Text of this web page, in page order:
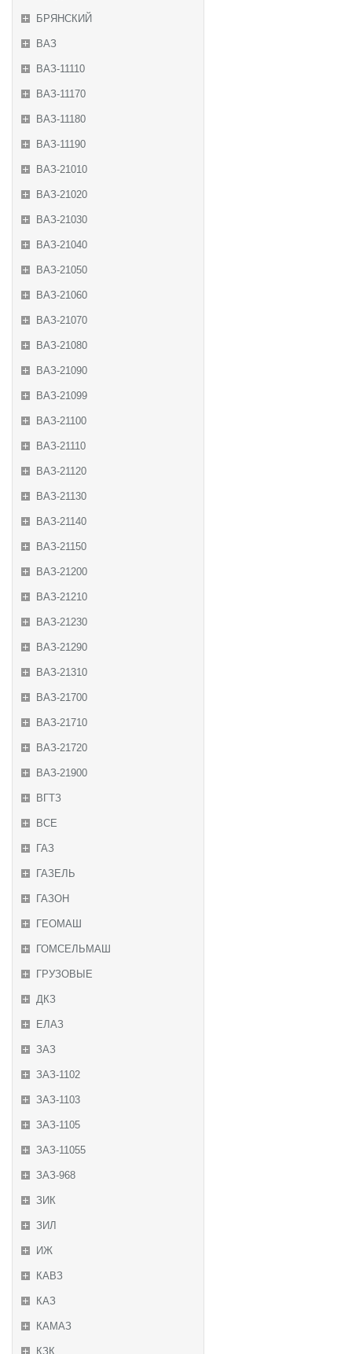
БРЯНСКИЙ
ВАЗ
ВАЗ-11110
ВАЗ-11170
ВАЗ-11180
ВАЗ-11190
ВАЗ-21010
ВАЗ-21020
ВАЗ-21030
ВАЗ-21040
ВАЗ-21050
ВАЗ-21060
ВАЗ-21070
ВАЗ-21080
ВАЗ-21090
ВАЗ-21099
ВАЗ-21100
ВАЗ-21110
ВАЗ-21120
ВАЗ-21130
ВАЗ-21140
ВАЗ-21150
ВАЗ-21200
ВАЗ-21210
ВАЗ-21230
ВАЗ-21290
ВАЗ-21310
ВАЗ-21700
ВАЗ-21710
ВАЗ-21720
ВАЗ-21900
ВГТЗ
ВСЕ
ГАЗ
ГАЗЕЛЬ
ГАЗОН
ГЕОМАШ
ГОМСЕЛЬМАШ
ГРУЗОВЫЕ
ДКЗ
ЕЛАЗ
ЗАЗ
ЗАЗ-1102
ЗАЗ-1103
ЗАЗ-1105
ЗАЗ-11055
ЗАЗ-968
ЗИК
ЗИЛ
ИЖ
КАВЗ
КАЗ
КАМАЗ
КЗК